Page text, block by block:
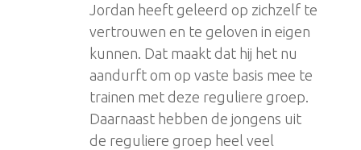
Jordan heeft geleerd op zichzelf te
vertrouwen en te geloven in eigen
kunnen. Dat maakt dat hij het nu
aandurft om op vaste basis mee te
trainen met deze reguliere groep.
Daarnaast hebben de jongens uit
de reguliere groep heel veel